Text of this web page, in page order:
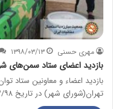
مهری حسنی ۱۳۹۸/۰۳/۱۳
بازدید اعضای ستاد سمن‌های
بازدید اعضاء و معاونین ستاد
تهران(شورای شهر) در تاریخ ۱۲/۰۳/۹۸ از جمعیت مبارزه…